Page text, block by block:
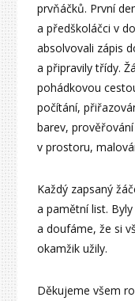
prvňáčků. První
a předškoláčci v
absolvovali zápis
a připravily třídy.
pohádkovou
počítání,
barev,
v prostoru,
Každý zapsaný
a pamětní list.
a doufáme, že si
okamžik užily.
Děkujeme všem